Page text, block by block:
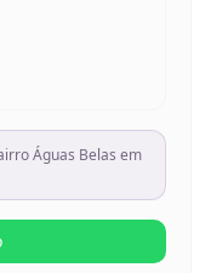
Águas Belas em